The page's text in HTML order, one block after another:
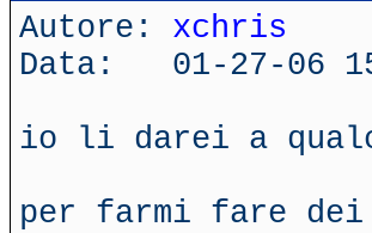
Autore: xchris
Data: 01-27-06
io li darei a
per farmi fare dei